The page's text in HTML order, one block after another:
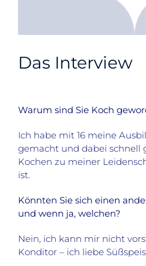
Das Interview
Warum sind Sie Koch
Ich habe mit 16 meine
gemacht und dabei schnell
Kochen zu meiner
ist.
Könnten Sie sich einen
und wenn ja, welchen?
Nein, ich kann mir nicht
Konditor – ich liebe